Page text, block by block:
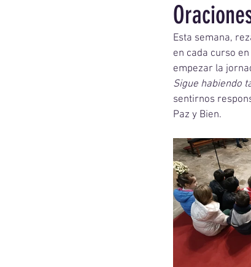
Esta semana,
en cada curso
empezar la
Sigue habiendo
sentirnos
Paz y Bien.